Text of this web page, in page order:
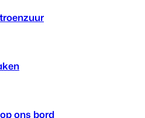
ons bord